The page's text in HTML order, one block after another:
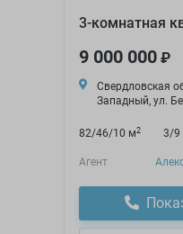
3-комнатная
9 000 000₽
Свердловская
Западный, ул.
82/46/10 м2 3/9
Агент